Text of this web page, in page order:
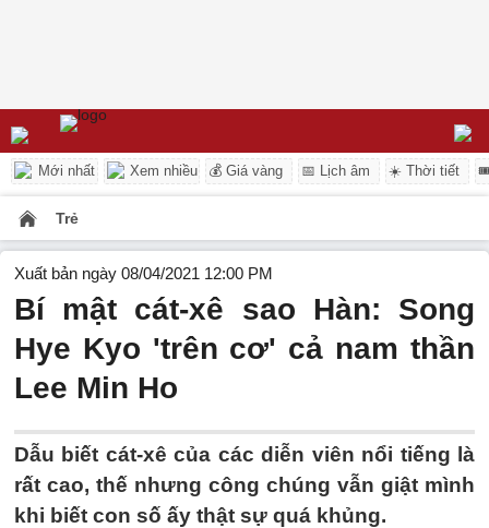
Mới nhất Xem nhiều 💰 Giá vàng 📅 Lịch âm ☀️ Thời tiết
Trẻ
Xuất bản ngày 08/04/2021 12:00 PM
Bí mật cát-xê sao Hàn: Song
Hye Kyo 'trên cơ' cả nam thần
Lee Min Ho
Dẫu biết cát-xê của các diễn viên nổi tiếng là
rất cao, thế nhưng công chúng vẫn giật mình
khi biết con số ấy thật sự quá khủng.